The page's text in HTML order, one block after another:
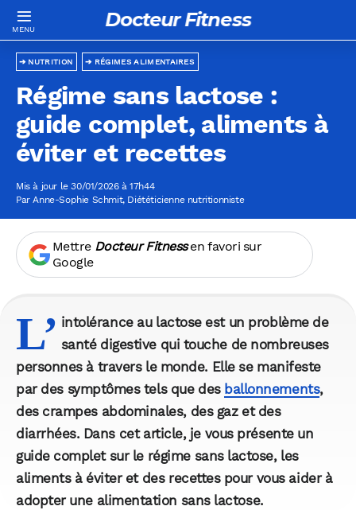
Docteur Fitness
RÉGIMES ALIMENTAIRES
NUTRITION
Régime sans lactose :
guide complet, aliments à
éviter et recettes
Mis à jour le 30/01/2026 à 17h44
ParAnne-Sophie Schmit, Diététicienne nutritionniste
Mettre Docteur Fitnessen favori sur
Google
L’ intolérance au lactoseest un problème de
santé digestive qui touche de nombreuses
personnes à travers le monde. Elle se manifeste
par des symptômes tels que des ballonnements,
des crampes abdominales, des gaz et des
diarrhées. Dans cet article, je vous présente un
guide complet sur le régime sans lactose, les
aliments à éviter et des recettes pour vous aider à
adopter une alimentation sans lactose.